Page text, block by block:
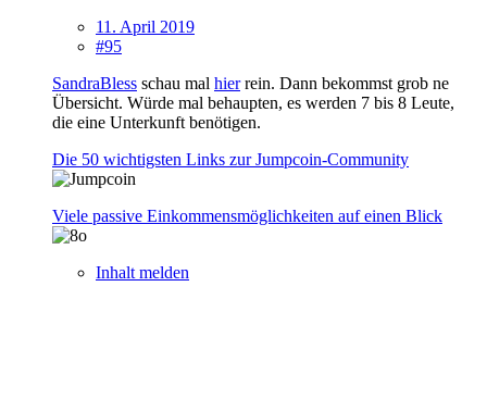
11. April 2019
#95
SandraBless schau mal hierrein. Dann bekommst grob ne
Übersicht. Würde mal behaupten, es werden 7 bis 8 Leute,
die eine Unterkunft benötigen.
Die 50 wichtigsten Links zur Jumpcoin-Community
Viele passive Einkommensmöglichkeiten auf einen Blick
Inhalt melden